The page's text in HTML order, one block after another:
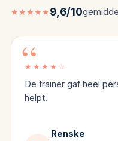
★★★★★9,6/10
★★★★☆
4 van de 5 sterren
De trainer gaf heel
helpt.
Renske